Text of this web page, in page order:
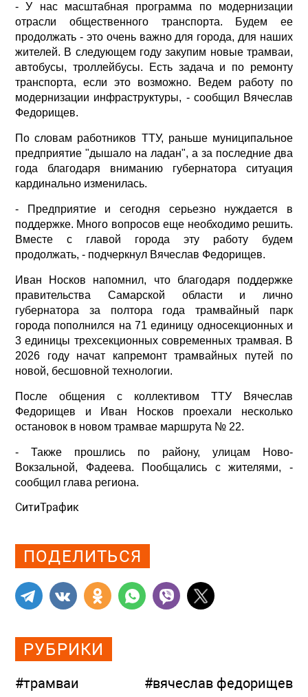
- У нас масштабная программа по модернизации
отрасли общественного транспорта. Будем ее
продолжать - это очень важно для города, для наших
жителей. В следующем году закупим новые трамваи,
автобусы, троллейбусы. Есть задача и по ремонту
транспорта, если это возможно. Ведем работу по
модернизации инфраструктуры, - сообщил Вячеслав
Федорищев.
По словам работников ТТУ, раньше муниципальное
предприятие "дышало на ладан", а за последние два
года благодаря вниманию губернатора ситуация
кардинально изменилась.
- Предприятие и сегодня серьезно нуждается в
поддержке. Много вопросов еще необходимо решить.
Вместе с главой города эту работу будем
продолжать, - подчеркнул Вячеслав Федорищев.
Иван Носков напомнил, что благодаря поддержке
правительства Самарской области и лично
губернатора за полтора года трамвайный парк
города пополнился на 71 единицу односекционных и
3 единицы трехсекционных современных трамвая. В
2026 году начат капремонт трамвайных путей по
новой, бесшовной технологии.
После общения с коллективом ТТУ Вячеслав
Федорищев и Иван Носков проехали несколько
остановок в новом трамвае маршрута № 22.
- Также прошлись по району, улицам Ново-
Вокзальной, Фадеева. Пообщались с жителями, -
сообщил глава региона.
СитиТрафик
ПОДЕЛИТЬСЯ
РУБРИКИ
#трамваи #вячеслав федорищев